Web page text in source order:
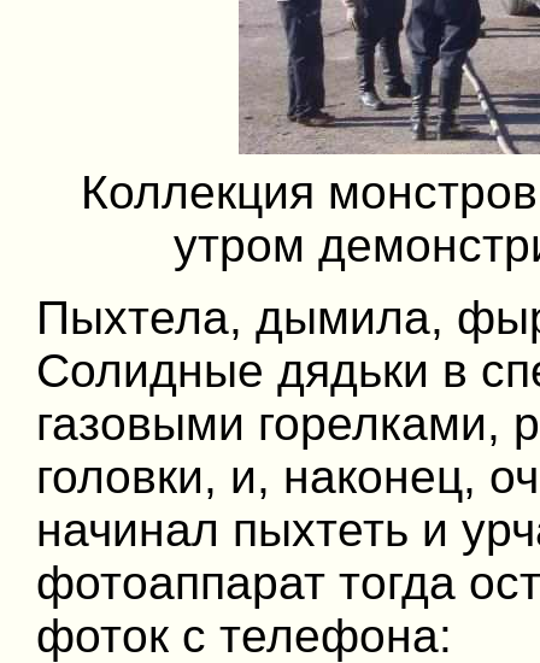
Коллекция
утром
Пыхтела, дымила,
Солидные дядьки в
газовыми горелками,
головки, и, наконец,
начинал пыхтеть и
фотоаппарат тогда
фоток с телефона: